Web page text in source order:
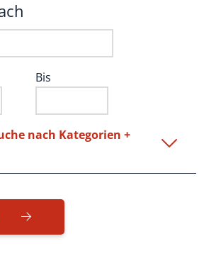
Bis
nach Kategorien +